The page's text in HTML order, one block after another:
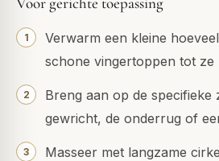
Verwarm een kleine
schone vingertoppen tot ze
Breng aan op de specifieke
gewricht, de onderrug of
Masseer met langzame